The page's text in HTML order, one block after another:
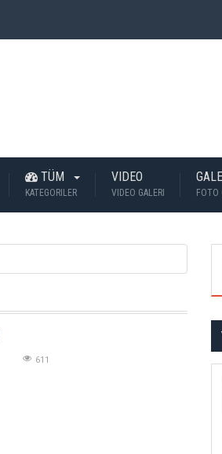
TÜM
KATEGORILER
VIDEO
VIDEO GALERI FOTO
611